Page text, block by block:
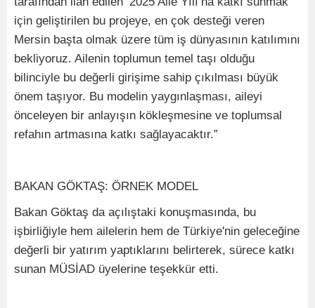
için geliştirilen bu projeye, en çok desteği veren
Mersin başta olmak üzere tüm iş dünyasının katılımını
bekliyoruz. Ailenin toplumun temel taşı olduğu
bilinciyle bu değerli girişime sahip çıkılması büyük
önem taşıyor. Bu modelin yaygınlaşması, aileyi
önceleyen bir anlayışın kökleşmesine ve toplumsal
refahın artmasına katkı sağlayacaktır.”
BAKAN GÖKTAŞ: ÖRNEK MODEL
Bakan Göktaş da açılıştaki konuşmasında, bu
işbirliğiyle hem ailelerin hem de Türkiye'nin geleceğine
değerli bir yatırım yaptıklarını belirterek, sürece katkı
sunan MÜSİAD üyelerine teşekkür etti.